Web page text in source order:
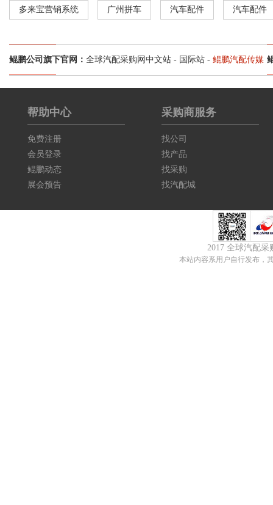
多来宝营销系统 广州拼车 汽车配件 汽车配件
鲲鹏公司旗下官网： 全球汽配采购网中文站 - 国际站 - 鲲鹏汽配传媒
帮助中心
免费注册
会员登录
鲲鹏动态
展会预告
采购商服务
找公司
找产品
找采购
找汽配城
2017 全球汽配
本站内容系用户自行发布，